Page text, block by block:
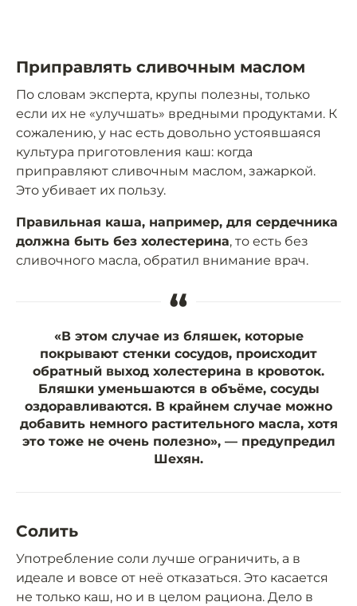
Приправлять сливочным маслом
По словам эксперта, крупы полезны, только
если их не «улучшать» вредными продуктами. К
сожалению, у нас есть довольно устоявшаяся
культура приготовления каш: когда
приправляют сливочным маслом, зажаркой.
Это убивает их пользу.
Правильная каша, например, для сердечника
должна быть без холестерина, то есть без
сливочного масла, обратил внимание врач.
“
«В этом случае из бляшек, которые
покрывают стенки сосудов, происходит
обратный выход холестерина в кровоток.
Бляшки уменьшаются в объёме, сосуды
оздоравливаются. В крайнем случае можно
добавить немного растительного масла, хотя
это тоже не очень полезно», — предупредил
Шехян.
Солить
Употребление соли лучше ограничить, а в
идеале и вовсе от неё отказаться. Это касается
не только каш, но и в целом рациона. Дело в